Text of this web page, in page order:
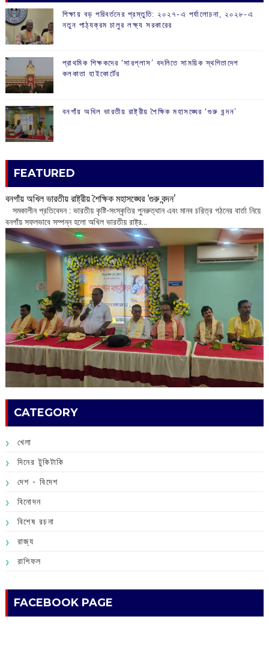
শিক্ষায় বড় পরিবর্তনের প্রস্তুতি: ২০২৭-এ পর্যালোচনা, ২০২৮-এ
নতুন পাঠ্যক্রম চালুর লক্ষ্য সরকারের
প্রাথমিক শিক্ষকদের ‘সারপ্লাস’ বদলিতে সাময়িক স্থগিতাদেশ
কলকাতা হাইকোর্টের
বনগাঁয় অখিল ভারতীয় রাষ্ট্রীয় শৈক্ষিক মহাসঙ্ঘের ‘গুরু বন্দন’
FEATURED
বনগাঁয় অখিল ভারতীয় রাষ্ট্রীয় শৈক্ষিক মহাসঙ্ঘের ‘গুরু বন্দন’
​ সমকালীন প্রতিবেদন : ভারতীয় কৃষ্টি-সংস্কৃতির পুনরুত্থান এবং মানব চরিত্র গঠনের বার্তা নিয়ে
বনগাঁয় সফলভাবে সম্পন্ন হলো অখিল ভারতীয় রাষ্ট্র...
CATEGORY
খেলা
দিনের টুকিটাকি
দেশ - বিদেশ
বিনোদন
বিশেষ রচনা
রাজ্য
রাশিফল
FACEBOOK PAGE